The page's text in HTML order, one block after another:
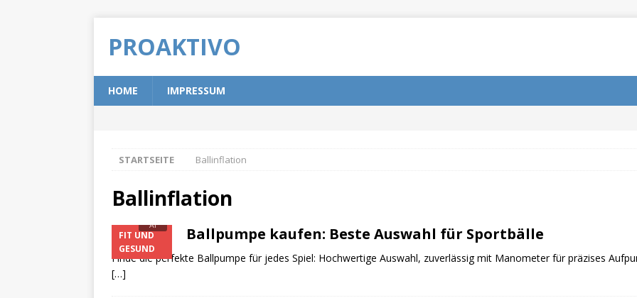
PROAKTIVO
HOME IMPRESSUM
STARTSEITE Ballinflation
Ballinflation
FIT UND
GESUND
Ballpumpe kaufen: Beste Auswahl für Sportbälle
Finde die perfekte Ballpumpe für jedes Spiel: Hochwertige Auswahl, zuverlässig mit Manometer für präzises
[…]